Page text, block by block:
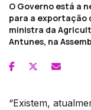
O Governo está a
para a exportação
ministra da
Antunes, na
“Existem,